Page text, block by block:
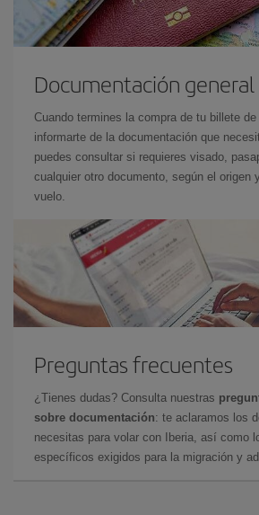
Documentación general
Cuando termines la compra de tu billete
informarte de la documentación que
puedes consultar si requieres visado,
cualquier otro documento, según el origen
vuelo.
Preguntas frecuentes
¿Tienes dudas? Consulta nuestras
sobre documentación: te aclaramos los
necesitas para volar con Iberia, así como
específicos exigidos para la migración y